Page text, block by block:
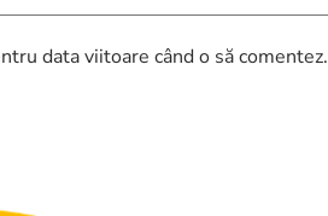
data viitoare când o să comentez.